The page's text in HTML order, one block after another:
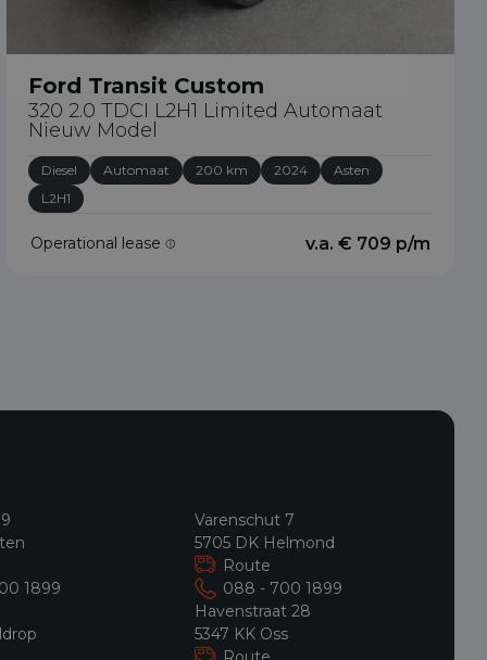
Ford Transit Custom
320 2.0 TDCI L2H1 Limited Automaat
Nieuw Model
Diesel Automaat 200 km 2024
Asten
L2H1
Operational lease v.a. € 709 p/m
1899
Varenschut 7
5705 DK Helmond
Route
088 - 700 1899
Havenstraat 28
5347 KK Oss